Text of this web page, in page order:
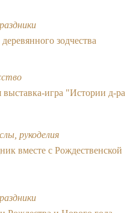
зодчества
выставка-игра "Истории д-ра
рукоделия
вместе с Рождественской